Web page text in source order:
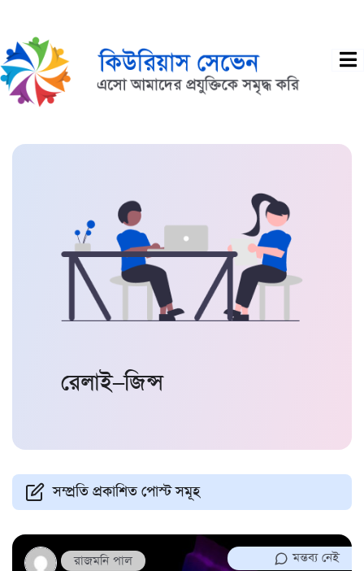
রেলাই–জিন্স
সম্প্রতি প্রকাশিত পোস্ট সমূহ
রাজমনি পাল
মন্তব্য নেই